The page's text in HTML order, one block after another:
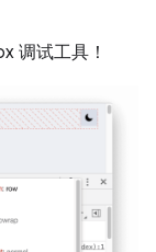
调试工具！